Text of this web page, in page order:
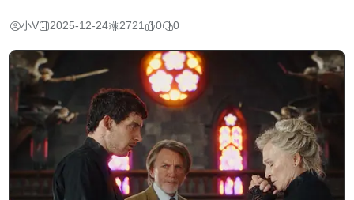
小V 2025-12-24 2721 0 0